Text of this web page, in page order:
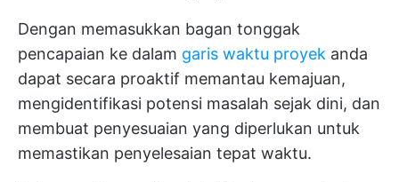
Dengan memasukkan bagan tonggak
pencapaian ke dalam garis waktu proyek anda
dapat secara proaktif memantau kemajuan,
mengidentifikasi potensi masalah sejak dini, dan
membuat penyesuaian yang diperlukan untuk
memastikan penyelesaian tepat waktu.